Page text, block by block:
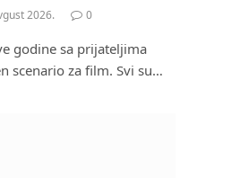
2026. 0
godine sa prijateljima
scenario za film. Svi su…